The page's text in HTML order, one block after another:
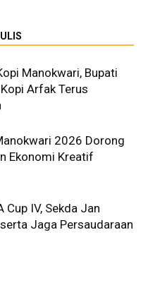
Manokwari, Bupati
Arfak Terus
2026 Dorong
Ekonomi Kreatif
Cup IV, Sekda Jan
Jaga Persaudaraan